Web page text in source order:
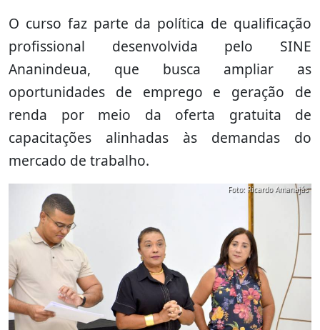
O curso faz parte da política de qualificação
profissional desenvolvida pelo SINE
Ananindeua, que busca ampliar as
oportunidades de emprego e geração de
renda por meio da oferta gratuita de
capacitações alinhadas às demandas do
mercado de trabalho.
Foto: Ricardo Amanajás